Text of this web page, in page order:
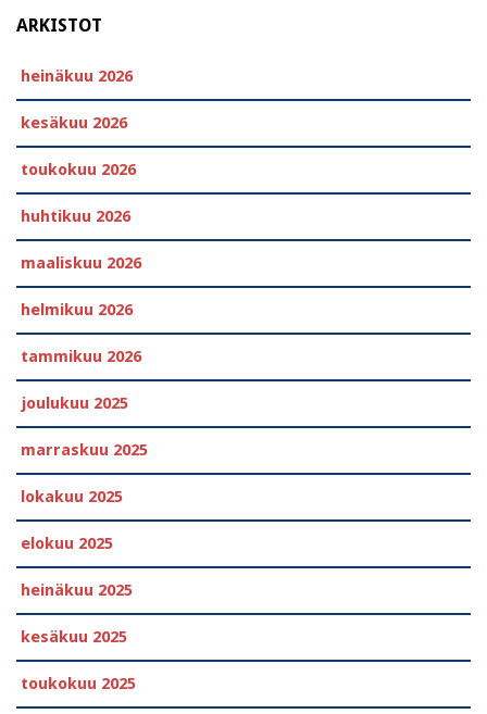
ARKISTOT
heinäkuu 2026
kesäkuu 2026
toukokuu 2026
huhtikuu 2026
maaliskuu 2026
helmikuu 2026
tammikuu 2026
joulukuu 2025
marraskuu 2025
lokakuu 2025
elokuu 2025
heinäkuu 2025
kesäkuu 2025
toukokuu 2025